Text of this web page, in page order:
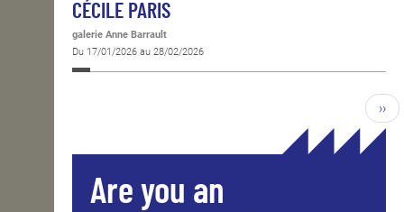
CÉCILE PARIS
galerie Anne Barrault
Du 17/01/2026 au 28/02/2026
››
Are you an